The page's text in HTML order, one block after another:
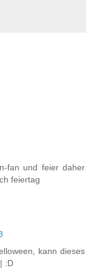
fan und feier daher
feiertag
kann dieses
:D